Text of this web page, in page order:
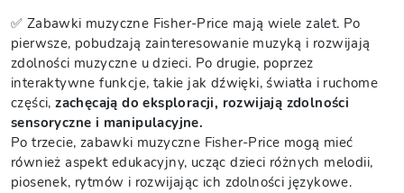
✅ Zabawki muzyczne Fisher-Price mają wiele zalet. Po
pierwsze, pobudzają zainteresowanie muzyką i rozwijają
zdolności muzyczne u dzieci. Po drugie, poprzez
interaktywne funkcje, takie jak dźwięki, światła i ruchome
części,zachęcają do eksploracji, rozwijają zdolności
sensoryczne i manipulacyjne.
Po trzecie, zabawki muzyczne Fisher-Price mogą mieć
również aspekt edukacyjny, ucząc dzieci różnych melodii,
piosenek, rytmów i rozwijając ich zdolności językowe.